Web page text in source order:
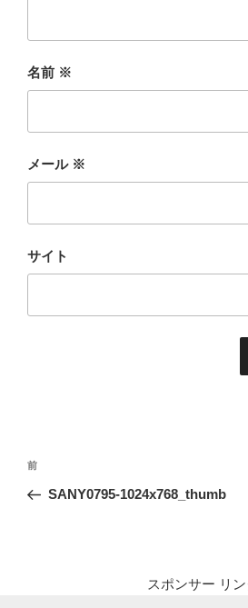
名前 ※
メール ※
サイト
投
ナ
前
の
前
SANY0795-1024x768_thumb
スポンサー リン